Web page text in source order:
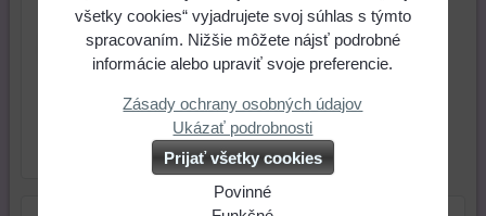
Prívesok perleť potlačený
motívom 20 mm srdcia
farebné 2 ks v balení
všetky cookies“ vyjadrujete svoj súhlas s týmto
spracovaním. Nižšie môžete nájsť podrobné
informácie alebo upraviť svoje preferencie.
Zásady ochrany osobných údajov
Ukázať podrobnosti
Prijať všetky cookies
Povinné